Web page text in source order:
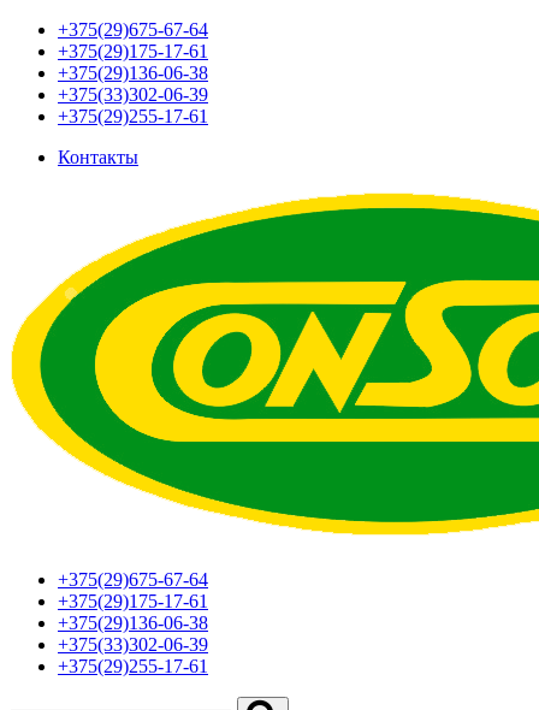
+375(29)675-67-64
+375(29)175-17-61
+375(29)136-06-38
+375(33)302-06-39
+375(29)255-17-61
Контакты
+375(29)675-67-64
+375(29)175-17-61
+375(29)136-06-38
+375(33)302-06-39
+375(29)255-17-61